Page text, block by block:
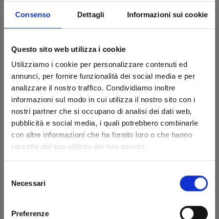
Consenso Dettagli Informazioni sui cookie
Questo sito web utilizza i cookie
Utilizziamo i cookie per personalizzare contenuti ed
annunci, per fornire funzionalità dei social media e per
analizzare il nostro traffico. Condividiamo inoltre
informazioni sul modo in cui utilizza il nostro sito con i
nostri partner che si occupano di analisi dei dati web,
pubblicità e social media, i quali potrebbero combinarle
con altre informazioni che ha fornito loro o che hanno
raccolto dal suo utilizzo dei loro servizi.
delNecessari
Preferenze
TO YOUR ETERNITY n. 13
19/05/2021
€ 5,90